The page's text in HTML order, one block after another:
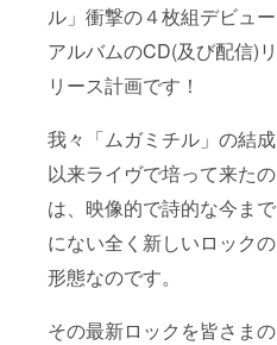
ル」衝撃の４枚組デビュー
アルバムのCD(及び配信)リ
リース計画です！
我々「ムガミチル」の結成
以来ライヴで培って来たの
は、映像的で詩的な今まで
にない全く新しいロックの
形態なのです。
その最新ロックを皆さまの